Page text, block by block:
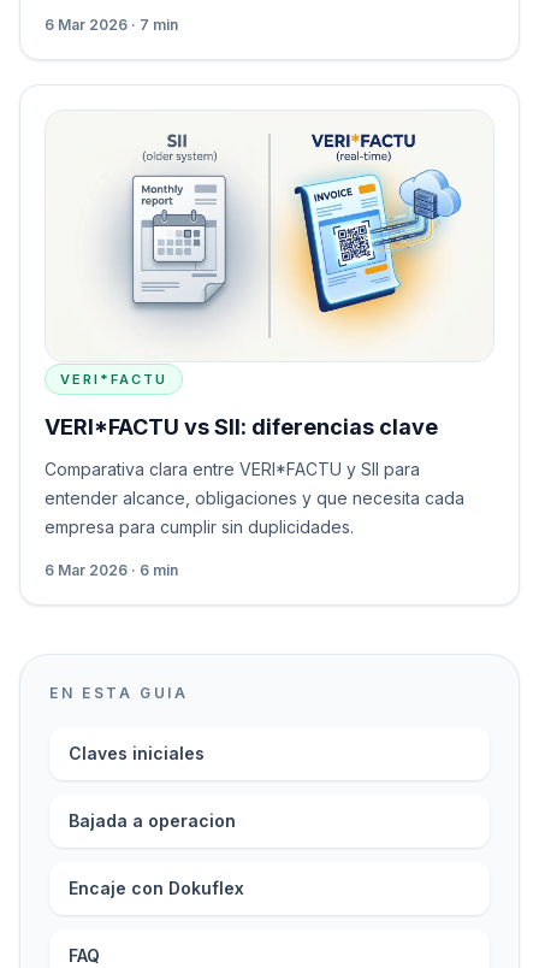
6 Mar 2026 · 7 min
VERI*FACTU
VERI*FACTU vs SII: diferencias clave
Comparativa clara entre VERI*FACTU y SII para
entender alcance, obligaciones y que necesita cada
empresa para cumplir sin duplicidades.
6 Mar 2026 · 6 min
EN ESTA GUIA
Claves iniciales
Bajada a operacion
Encaje con Dokuflex
FAQ